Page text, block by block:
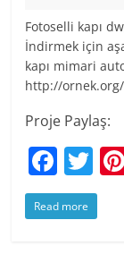
Fotoselli kapı
İndirmek için
kapı mimari
http://
Proje Paylaş:
F
a
c
T
w
itt
Read more